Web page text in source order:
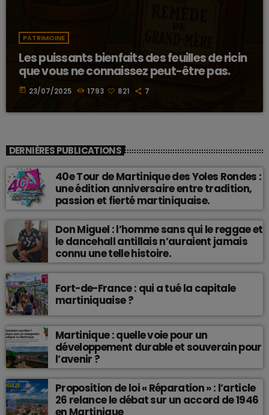
PATRIMOINE
Les puissants bienfaits des feuilles de ricin
que vous ne connaissez peut-être pas.
today 23/07/2025 1793 821 7
DERNIÈRES PUBLICATIONS
40e Tour de Martinique des Yoles Rondes :
une édition anniversaire entre tradition,
passion et fierté martiniquaise.
Don Miguel : l’homme sans qui le reggae et
le dancehall antillais n’auraient jamais
connu une telle histoire.
Fort-de-France : qui a tué la capitale
martiniquaise ?
Martinique : quelle voie pour un
développement durable et souverain pour
l’avenir ?
Proposition de loi « Réparation » : l’article
26 relance le débat sur un accord de 1946
en Martinique